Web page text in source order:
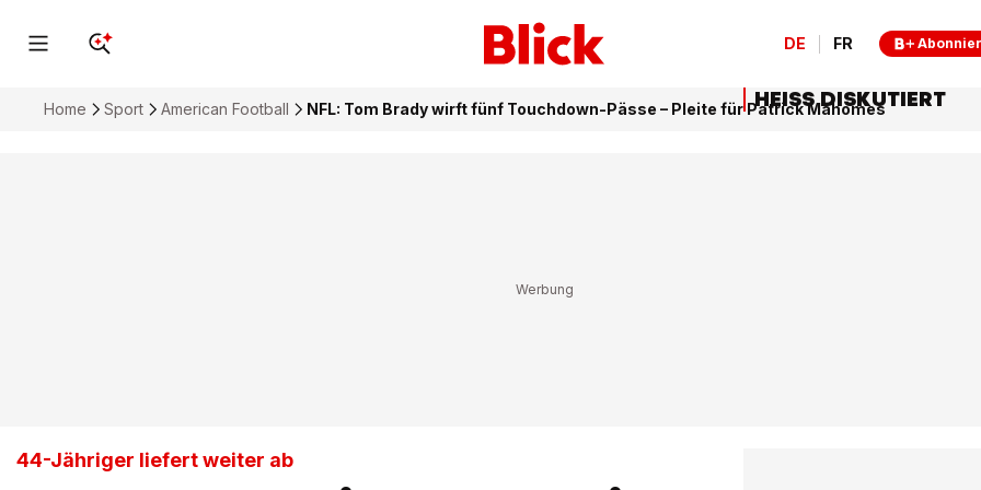
DE FR
Home Sport American Football NFL: Tom Brady wirft fünf Touchdown-Pässe – Pleite für Patrick Mahomes
44-Jähriger liefert weiter ab
HEISS DISKUTIERT